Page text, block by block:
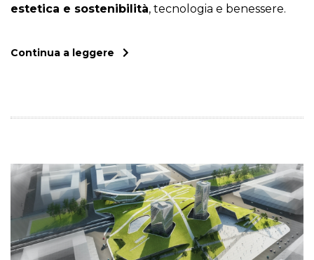
estetica e sostenibilità, tecnologia e benessere.
Continua a leggere